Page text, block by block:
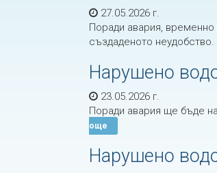
27.05.2026 г.
Поради авария,
създаденото неудобство.
Нарушено
23.05.2026 г.
Поради авария ще бъде
още
Нарушено